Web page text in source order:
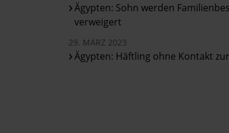
Ägypten: Sohn werden
verweigert
29. MÄRZ 2023
Ägypten: Häftling ohne Kontakt